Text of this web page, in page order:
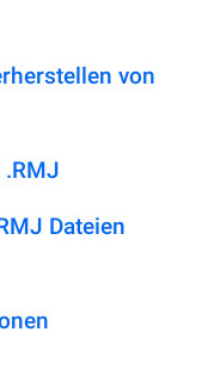
von
.RMJ
Dateien